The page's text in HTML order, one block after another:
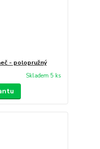
- polopružný
Skladem 5 ks